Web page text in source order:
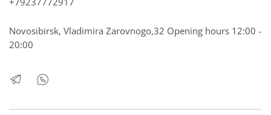
Novosibirsk, Vladimira Zarovnogo,32 Opening hours 12:00 -
20:00